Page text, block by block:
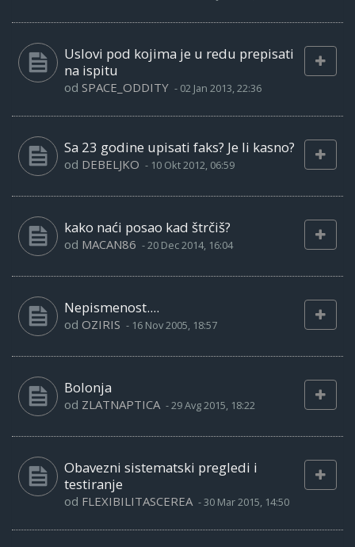
Uslovi pod kojima je u redu prepisati
na ispitu
od SPACE_ODDITY - 02 Jan 2013, 22:36
Sa 23 godine upisati faks? Je li kasno?
od DEBELJKO - 10 Okt 2012, 06:59
kako naći posao kad štrčiš?
od MACAN86 -20 Dec 2014, 16:04
Nepismenost....
od OZIRIS - 16 Nov 2005, 18:57
Bolonja
od ZLATNAPTICA -29 Avg 2015, 18:22
Obavezni sistematski pregledi i
testiranje
od FLEXIBILITASCEREA -30 Mar 2015, 14:50